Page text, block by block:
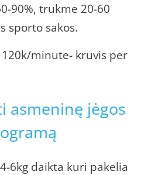
90%, trukme 20-60
sporto sakos.
minute- kruvis per
asmeninę jėgos
6kg daikta kuri pakelia